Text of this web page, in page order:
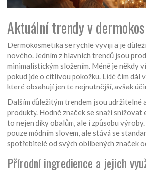
Aktuální trendy v
Dermokosmetika se rychle vyvíjí a je
nového. Jedním z hlavních trendů jsou
minimalistickým složením. Méně je někdy
pokud jde o citlivou pokožku. Lidé čím dál
které obsahují jen to nejnutnější, avšak
Dalším důležitým trendem jsou udržitelné
produkty. Hodně značek se snaží snižovat
to nejen díky obalům, ale i způsobu
pouze módním slovem, ale stává se
spotřebitelé od svých oblíbených značek
Přírodní ingredience a jejich